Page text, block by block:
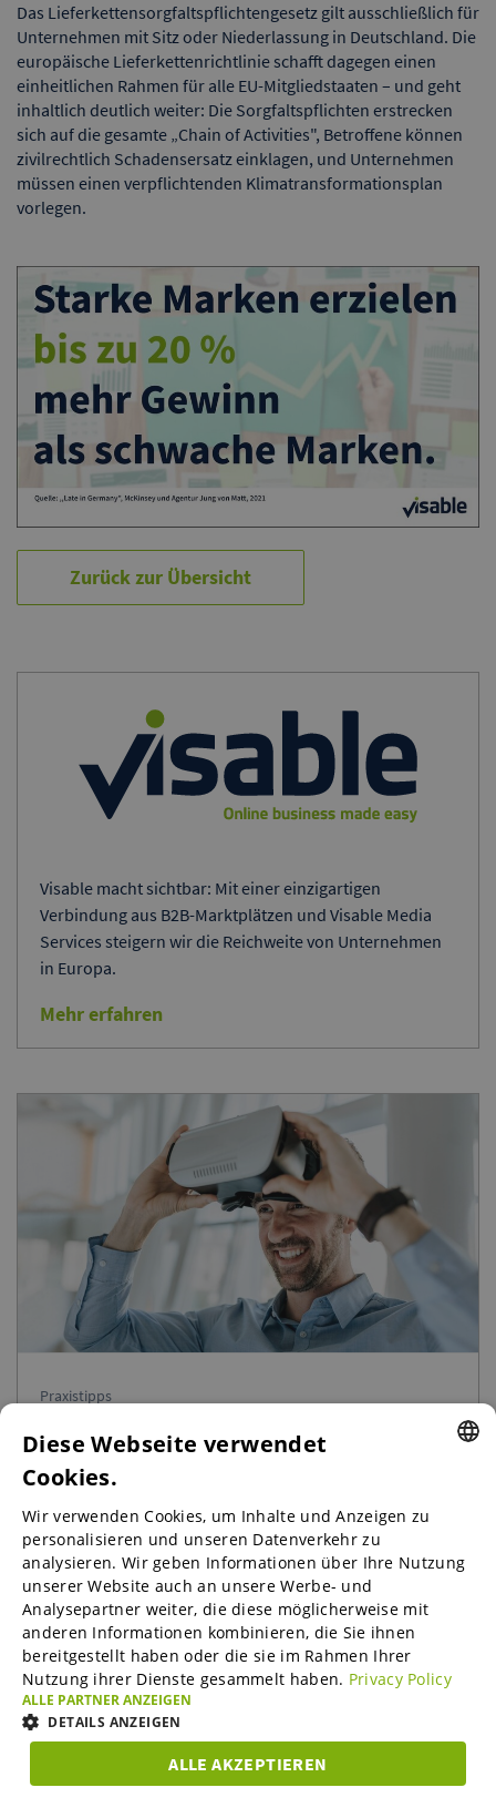
Das Lieferkettensorgfaltspflichtengesetz gilt ausschließlich für
Unternehmen mit Sitz oder Niederlassung in Deutschland. Die
europäische Lieferkettenrichtlinie schafft dagegen einen
einheitlichen Rahmen für alle EU-Mitgliedstaaten – und geht
inhaltlich deutlich weiter: Die Sorgfaltspflichten erstrecken
sich auf die gesamte „Chain of Activities", Betroffene können
zivilrechtlich Schadensersatz einklagen, und Unternehmen
müssen einen verpflichtenden Klimatransformationsplan
vorlegen.
Zurück zur Übersicht
Visable macht sichtbar: Mit einer einzigartigen
Verbindung aus B2B-Marktplätzen und Visable Media
Services steigern wir die Reichweite von Unternehmen
in Europa.
Mehr erfahren
Praxistipps
Jetzt lesen
ENGLISH
GERMAN
SPANISH
FRENCH
ITALIAN
ESTONIAN
Diese Webseite verwendet
Cookies.
Wir verwenden Cookies, um Inhalte und Anzeigen zu
personalisieren und unseren Datenverkehr zu
analysieren. Wir geben Informationen über Ihre Nutzung
unserer Website auch an unsere Werbe- und
Analysepartner weiter, die diese möglicherweise mit
anderen Informationen kombinieren, die Sie ihnen
bereitgestellt haben oder die sie im Rahmen Ihrer
Nutzung ihrer Dienste gesammelt haben. Privacy Policy
ALLE PARTNER ANZEIGEN
DETAILS ANZEIGEN
ALLE AKZEPTIEREN
UNBEDINGT